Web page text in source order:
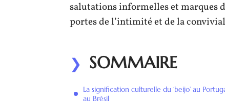
salutations informelles et marques
portes de l’intimité et de la
SOMMAIRE
La signification culturelle du ‘beijo’ au
au Brésil